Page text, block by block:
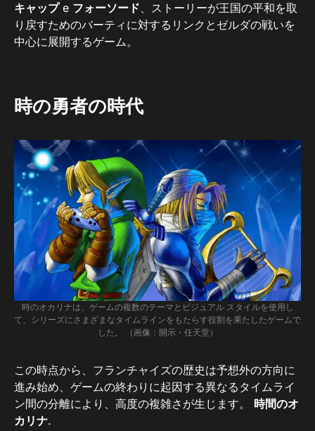
キャップe フォーソード、ストーリーが王国の平和を取
り戻すためのバーティに対するリンクとゼルダの戦いを
中心に展開するゲーム。
時の勇者の時代
時のオカリナは、ゲームの複数のテーマとビジュアル スタイルを使用し
て、シリーズにさまざまなタイムラインをもたらす役割を果たしたゲームで
した。 （画像：開示・任天堂）
この時点から、フランチャイズの歴史は予想外の方向に
進み始め、ゲームの終わりに起因する異なるタイムライ
ン間の分離により、高度の複雑さが生じます。 時間のオ
カリナ.